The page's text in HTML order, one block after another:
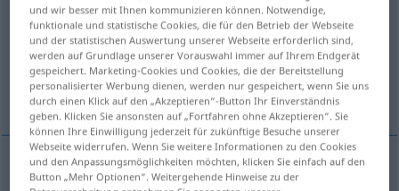
Übersicht aller Übersetzungen
(Für mehr Details die Übersetzung anklicken/antippen)
l’Europe
l’Europef Europa
und wir besser mit Ihnen kommunizieren können. Notwendige,
funktionale und statistische Cookies, die für den Betrieb der Webseite
und der statistischen Auswertung unserer Webseite erforderlich sind,
werden auf Grundlage unserer Vorauswahl immer auf Ihrem Endgerät
gespeichert. Marketing-Cookies und Cookies, die der Bereitstellung
personalisierter Werbung dienen, werden nur gespeichert, wenn Sie uns
durch einen Klick auf den „Akzeptieren“-Button Ihr Einverständnis
geben. Klicken Sie ansonsten auf „Fortfahren ohne Akzeptieren“. Sie
können Ihre Einwilligung jederzeit für zukünftige Besuche unserer
Webseite widerrufen. Wenn Sie weitere Informationen zu den Cookies
und den Anpassungsmöglichkeiten möchten, klicken Sie einfach auf den
Button „Mehr Optionen“. Weitergehende Hinweise zu der